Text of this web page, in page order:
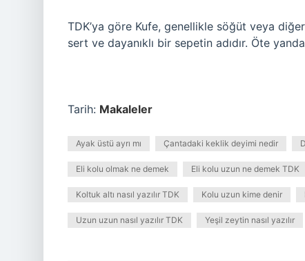
TDK’ya göre Kufe, genellikle söğüt veya
sert ve dayanıklı bir sepetin adıdır. Öte
Tarih: Makaleler
Ayak üstü ayrı mı Çantadaki keklik deyimi nedir
Eli kolu olmak ne demek Eli kolu uzun ne demek TDK
Koltuk altı nasıl yazılır TDK Kolu uzun kime denir
Uzun uzun nasıl yazılır TDK Yeşil zeytin nasıl yazılır